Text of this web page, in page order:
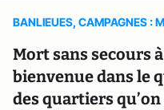
BANLIEUES, CAMPAGNES :
Mort sans secours
bienvenue dans le
des quartiers